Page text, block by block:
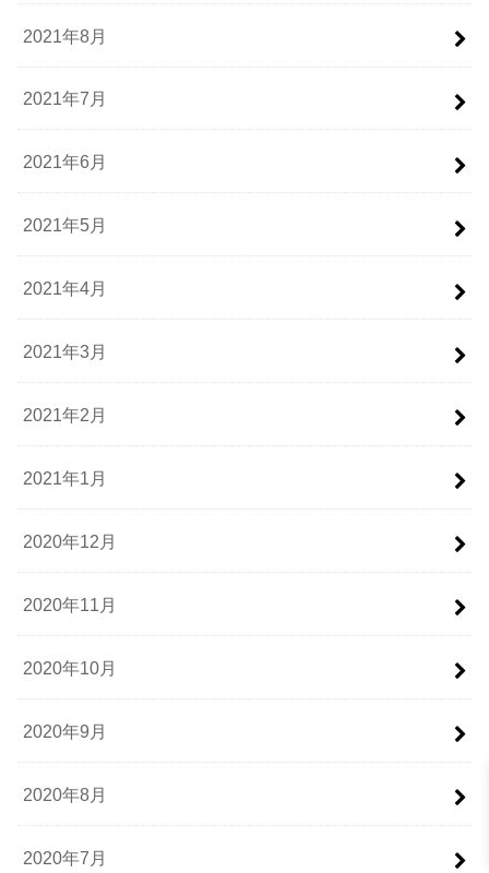
2021年8月
2021年7月
2021年6月
2021年5月
2021年4月
2021年3月
2021年2月
2021年1月
2020年12月
2020年11月
2020年10月
2020年9月
2020年8月
2020年7月